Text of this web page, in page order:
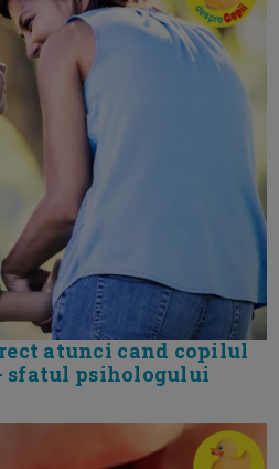
atunci cand copilul
sfatul psihologului